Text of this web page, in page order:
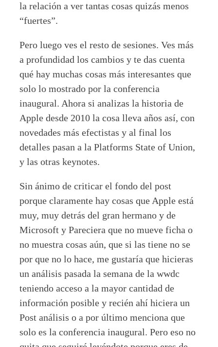
la relación a ver tantas cosas quizás menos
“fuertes”.
Pero luego ves el resto de sesiones. Ves más
a profundidad los cambios y te das cuenta
qué hay muchas cosas más interesantes que
solo lo mostrado por la conferencia
inaugural. Ahora si analizas la historia de
Apple desde 2010 la cosa lleva años así, con
novedades más efectistas y al final los
detalles pasan a la Platforms State of Union,
y las otras keynotes.
Sin ánimo de criticar el fondo del post
porque claramente hay cosas que Apple está
muy, muy detrás del gran hermano y de
Microsoft y Pareciera que no mueve ficha o
no muestra cosas aún, que si las tiene no se
por que no lo hace, me gustaría que hicieras
un análisis pasada la semana de la wwdc
teniendo acceso a la mayor cantidad de
información posible y recién ahí hiciera un
Post análisis o a por último menciona que
solo es la conferencia inaugural. Pero eso no